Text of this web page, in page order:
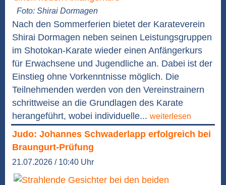
Foto: Shirai Dormagen
Nach den Sommerferien bietet der Karateverein
Shirai Dormagen neben seinen Leistungsgruppen
im Shotokan-Karate wieder einen Anfängerkurs
für Erwachsene und Jugendliche an. Dabei ist der
Einstieg ohne Vorkenntnisse möglich. Die
Teilnehmenden werden von den Vereinstrainern
schrittweise an die Grundlagen des Karate
herangeführt, wobei individuelle... weiterlesen
Judo: Johannes Schwaderlapp erfolgreich bei
Braungurt-Prüfung
21.07.2026 / 10:40 Uhr